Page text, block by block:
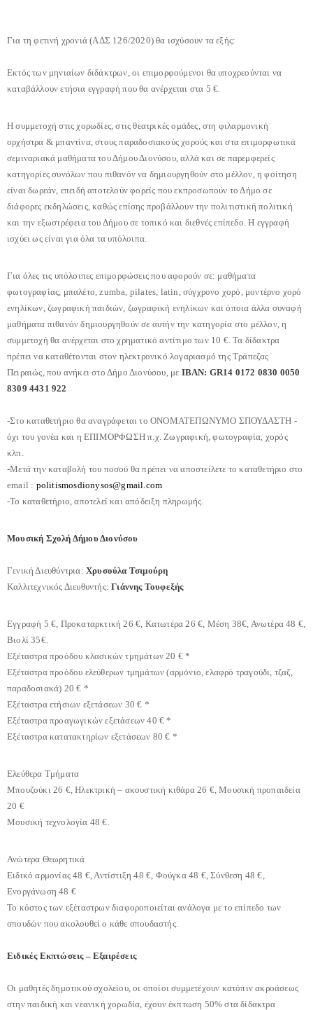
Για τη φετινή χρονιά (ΑΔΣ 126/2020) θα ισχύσουν τα εξής:
Εκτός των μηνιαίων διδάκτρων, οι επιμορφούμενοι θα υποχρεούνται να
καταβάλλουν ετήσια εγγραφή που θα ανέρχεται στα 5 €.
Η συμμετοχή στις χορωδίες, στις θεατρικές ομάδες, στη φιλαρμονική
ορχήστρα & μπαντίνα, στους παραδοσιακούς χορούς και στα επιμορφωτικά
σεμιναριακά μαθήματα του Δήμου Διονύσου, αλλά και σε παρεμφερείς
κατηγορίες συνόλων που πιθανόν να δημιουργηθούν στο μέλλον, η φοίτηση
είναι δωρεάν, επειδή αποτελούν φορείς που εκπροσωπούν το Δήμο σε
διάφορες εκδηλώσεις, καθώς επίσης προβάλλουν την πολιτιστική πολιτική
και την εξωστρέφεια του Δήμου σε τοπικό και διεθνές επίπεδο. Η εγγραφή
ισχύει ως είναι για όλα τα υπόλοιπα.
Για όλες τις υπόλοιπες επιμορφώσεις που αφορούν σε: μαθήματα
φωτογραφίας, μπαλέτο, zumba, pilates, latin, σύγχρονο χορό, μοντέρνο χορό
ενηλίκων, ζωγραφική παιδιών, ζωγραφική ενηλίκων και όποια άλλα συναφή
μαθήματα πιθανόν δημιουργηθούν σε αυτήν την κατηγορία στο μέλλον, η
συμμετοχή θα ανέρχεται στο χρηματικό αντίτιμο των 10 €. Τα δίδακτρα
πρέπει να καταθέτονται στον ηλεκτρονικό λογαριασμό της Τράπεζας
Πειραιώς, που ανήκει στο Δήμο Διονύσου, με ΙΒΑΝ: GR14 0172 0830 0050
8309 4431 922
-Στο καταθετήριο θα αναγράφεται το ΟΝΟΜΑΤΕΠΩΝΥΜΟ ΣΠΟΥΔΑΣΤΗ -
όχι του γονέα και η ΕΠΙΜΟΡΦΩΣΗ π.χ. Ζωγραφική, φωτογραφία, χορός
κλπ.
-Μετά την καταβολή του ποσού θα πρέπει να αποστείλετε το καταθετήριο στο
email : politismosdionysos@gmail.com
-Το καταθετήριο, αποτελεί και απόδειξη πληρωμής.
Μουσική Σχολή Δήμου Διονύσου
Γενική Διευθύντρια: Χρυσούλα Τσιμούρη
Καλλιτεχνικός Διευθυντής: Γιάννης Τουφεξής
Εγγραφή 5 €, Προκαταρκτική 26 €, Κατωτέρα 26 €, Μέση 38€, Ανωτέρα 48 €,
Βιολί 35€.
Εξέταστρα προόδου κλασικών τμημάτων 20 € *
Εξέταστρα προόδου ελεύθερων τμημάτων (αρμόνιο, ελαφρό τραγούδι, τζαζ,
παραδοσιακά) 20 € *
Εξέταστρα ετήσιων εξετάσεων 30 € *
Εξέταστρα προαγωγικών εξετάσεων 40 € *
Εξέταστρα κατατακτηρίων εξετάσεων 80 € *
Ελεύθερα Τμήματα
Μπουζούκι 26 €, Ηλεκτρική – ακουστική κιθάρα 26 €, Μουσική προπαιδεία
20 €
Μουσική τεχνολογία 48 €.
Ανώτερα Θεωρητικά
Ειδικό αρμονίας 48 €, Αντίστιξη 48 €, Φούγκα 48 €, Σύνθεση 48 €,
Ενοργάνωση 48 €
Το κόστος των εξέταστρων διαφοροποιείται ανάλογα με το επίπεδο των
σπουδών που ακολουθεί ο κάθε σπουδαστής.
Ειδικές Εκπτώσεις – Εξαιρέσεις
Οι μαθητές δημοτικού σχολείου, οι οποίοι συμμετέχουν κατόπιν ακροάσεως
στην παιδική και νεανική χορωδία, έχουν έκπτωση 50% στα δίδακτρα